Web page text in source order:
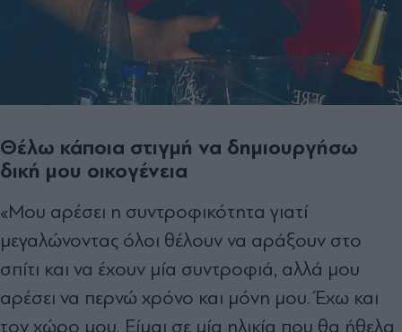
Θέλω κάποια στιγμή να δημιουργήσω
δική μου οικογένεια
«Μου αρέσει η συντροφικότητα γιατί
μεγαλώνοντας όλοι θέλουν να αράξουν στο
σπίτι και να έχουν μία συντροφιά, αλλά μου
αρέσει να περνώ χρόνο και μόνη μου. Έχω και
τον χώρο μου. Είμαι σε μία ηλικία που θα ήθελα